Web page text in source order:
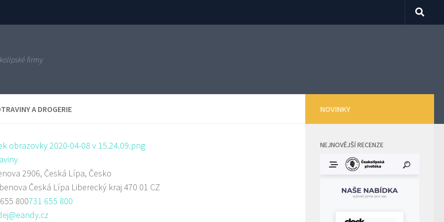
firmy
A DROGERIE
2906, Česká Lípa, Česko
Česká Lípa Liberecký kraj 470 01 CZ
800731 655 800
NOVINKY
NEJNOVĚJŠÍ RECENZE